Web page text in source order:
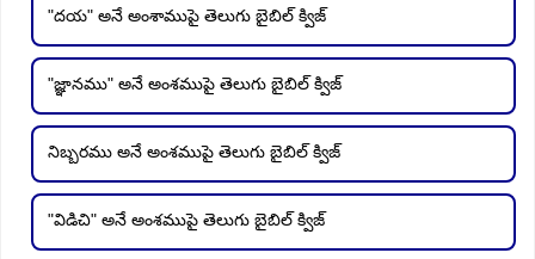
"దయ" అనే అంశాముపై తెలుగు బైబిల్ క్విజ్
"జ్ఞానము" అనే అంశముపై తెలుగు బైబిల్ క్విజ్
నిబ్బరము అనే అంశముపై తెలుగు బైబిల్ క్విజ్
"విడిచి" అనే అంశముపై తెలుగు బైబిల్ క్విజ్